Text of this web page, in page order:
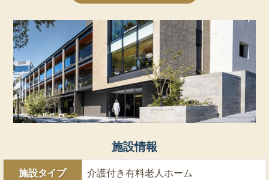
施設情報
施設タイプ 介護付き有料老人ホーム